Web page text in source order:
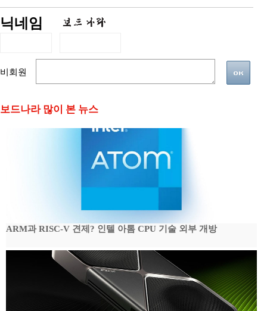
닉네임
비회원
보드나라 많이 본 뉴스
ARM과 RISC-V 견제? 인텔 아톰 CPU 기술 외부 개방